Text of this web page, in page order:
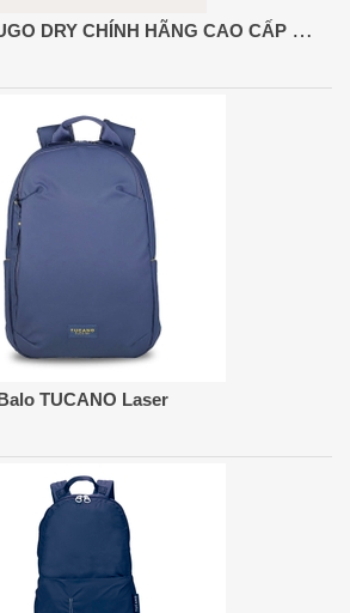
BALO TUCANO TUGO DRY CHÍNH HÃNG CAO CẤP – CHỐNG NƯỚC TOÀN DIỆN & CHUẨN DU LỊCH HÀNG KHÔNG
TUCANO Laser